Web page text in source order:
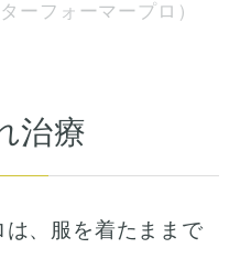
ーフォーマープロ）
治療
は、服を着たままで